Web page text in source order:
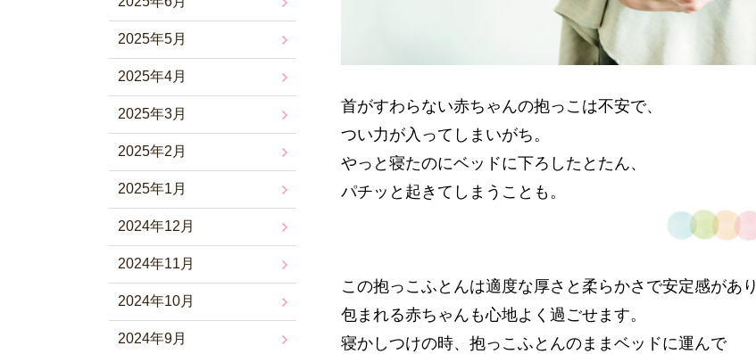
首がすわらない赤ちゃんの抱っこは不安で、
つい力が入ってしまいがち。
やっと寝たのにベッドに下ろしたとたん、
パチッと起きてしまうことも。
この抱っこふとんは適度な厚さと柔らかさで安定感があり
包まれる赤ちゃんも心地よく過ごせます。
寝かしつけの時、抱っこふとんのままベッドに運んで
2025年5月
2025年4月
2025年3月
2025年2月
2025年1月
2024年12月
2024年11月
2024年10月
2024年9月